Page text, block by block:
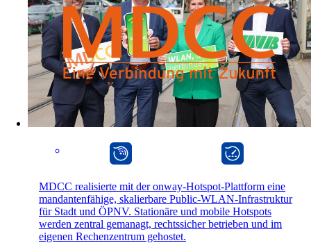
Zurück
Unternehmen
Über onway
Hier finden Sie einige Informationen zu
Partner
Unsere Partner für Ihre Projekte.
MDCC realisierte mit der onway-Hotspot-Plattform eine
mandantenfähige, skalierbare Public-WLAN-Infrastruktur
für Stadt und ÖPNV. Stationäre und mobile Hotspots
werden zentral gemanagt, rechtssicher betrieben und im
eigenen Rechenzentrum gehostet.